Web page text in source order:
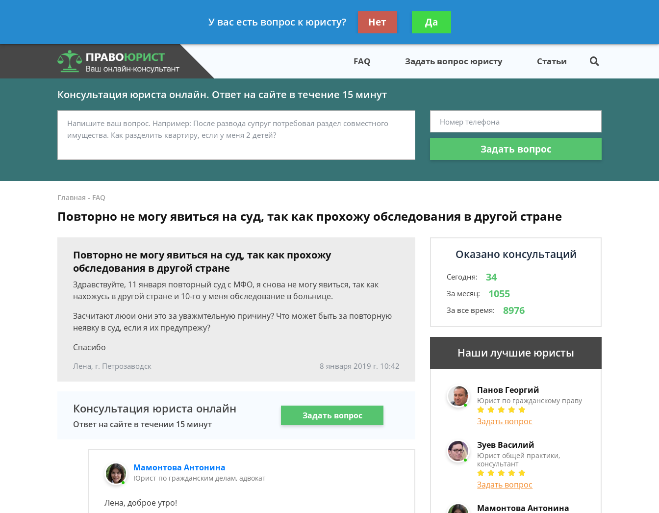
- Юрист по гражданскому праву
Получите консультацию
бесплатно
FAQ Задать вопрос юристу Статьи
Консультация юриста онлайн. Ответ на сайте в течение 15 минут
Задать вопрос
Главная - FAQ
Повторно не могу явиться на суд, так как прохожу обследования в другой стране
Повторно не могу явиться на суд, так как прохожу
обследования в другой стране
Здравствуйте, 11 января повторный суд с МФО, я снова не могу явиться, так как
нахожусь в другой стране и 10-го у меня обследование в больнице.
Засчитают люои они это за уважмтельную причину? Что может быть за повторную
неявку в суд, если я их предупрежу?
Спасибо
Лена, г. Петрозаводск 8 января 2019 г. 10:42
Консультация юриста онлайн
Ответ на сайте в течении 15 минут
Задать вопрос
Мамонтова Антонина
Юрист по гражданским делам, адвокат
Лена, доброе утро!
Оказано консультаций
Сегодня: 34
За месяц: 1055
За все время: 8976
Наши лучшие юристы
Панов Георгий
Юрист по гражданскому праву
Задать вопрос
Зуев Василий
Юрист общей практики,
консультант
Задать вопрос
Мамонтова Антонина
У вас есть вопрос к юристу? Нет Да